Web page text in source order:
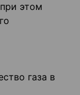
этом
газа в